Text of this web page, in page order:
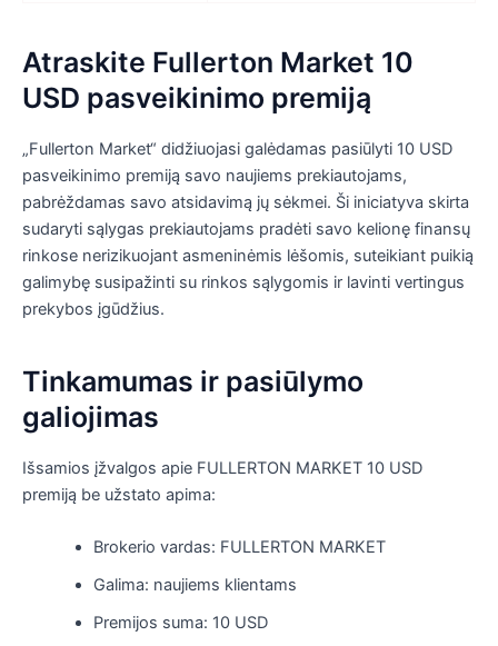
Atraskite Fullerton Market 10
USD pasveikinimo premiją
„Fullerton Market“ didžiuojasi galėdamas pasiūlyti 10 USD
pasveikinimo premiją savo naujiems prekiautojams,
pabrėždamas savo atsidavimą jų sėkmei. Ši iniciatyva skirta
sudaryti sąlygas prekiautojams pradėti savo kelionę finansų
rinkose nerizikuojant asmeninėmis lėšomis, suteikiant puikią
galimybę susipažinti su rinkos sąlygomis ir lavinti vertingus
prekybos įgūdžius.
Tinkamumas ir pasiūlymo
galiojimas
Išsamios įžvalgos apie FULLERTON MARKET 10 USD
premiją be užstato apima:
Brokerio vardas: FULLERTON MARKET
Galima: naujiems klientams
Premijos suma: 10 USD